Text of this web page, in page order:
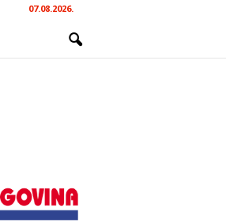
07.08.2026.